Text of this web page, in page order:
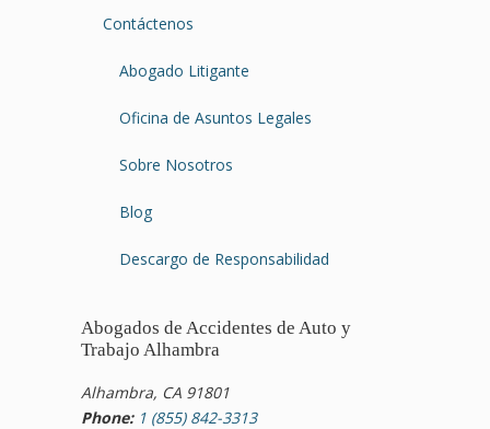
Contáctenos
Abogado Litigante
Oficina de Asuntos Legales
Sobre Nosotros
Blog
Descargo de Responsabilidad
Abogados de Accidentes de Auto y
Trabajo Alhambra
Alhambra, CA 91801
Phone: 1 (855) 842-3313